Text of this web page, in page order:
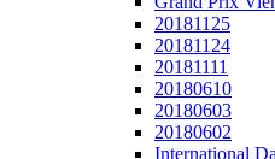
20181125
20181124
20181111
20180610
20180603
20180602
International